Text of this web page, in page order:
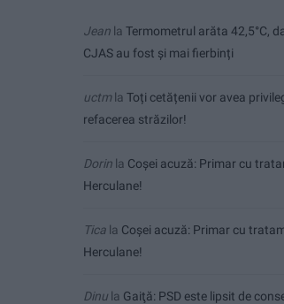
Jean la Termometrul arăta 42,5°C,
CJAS au fost și mai fierbinți
uctmla Toți cetățenii vor avea
refacerea străzilor!
Dorin la Coșei acuză: Primar cu
Herculane!
Tica la Coșei acuză: Primar cu
Herculane!
Dinu la Gaiţă: PSD este lipsit de